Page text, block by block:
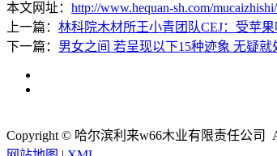
本文网址： http://www.hequan-sh.com/
上一篇： 林科院木材所王小青团队CEJ：受苹
下一篇： 男女之间 若呈现以下15种迹象 无疑就
Copyright © 哈尔滨利来w66木业有限责任公司